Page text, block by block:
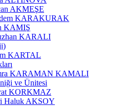
AKMEŞE
KARAKURAK
KAMIŞ
KARALI
KARTAL
KARAMAN KAMALI
ve Ünitesi
KORKMAZ
Haluk AKSOY